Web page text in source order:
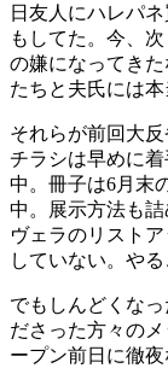
日友人にハレパ
もしてた。今、
の嫌になってき
たちと夫氏には本
それらが前回大
チラシは早めに
中。冊子は6月末
中。展示方法も
ヴェラのリスト
していない。や
でもしんどくな
ださった方々の
ープン前日に徹